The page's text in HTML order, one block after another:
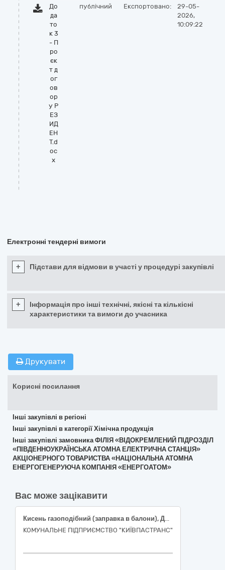
До
да
то
к 3
- П
ро
єк
т д
ог
ов
ор
у Р
ЕЗ
ИД
ЕН
Т.d
oc
x
публічний Експортовано:
29-05-
2026,
10:09:22
Електронні тендерні вимоги
+ Підстави для відмови в участі у процедурі закупівлі
+
Інформація про інші технічні, якісні та кількісні
характеристики та вимоги до учасника
Друкувати
Корисні посилання
Інші закупівлі в регіоні
Інші закупівлі в категорії Хімічна продукція
Інші закупівлі замовника ФІЛІЯ «ВІДОКРЕМЛЕНИЙ ПІДРОЗДІЛ
«ПІВДЕННОУКРАЇНСЬКА АТОМНА ЕЛЕКТРИЧНА СТАНЦІЯ»
АКЦІОНЕРНОГО ТОВАРИСТВА «НАЦІОНАЛЬНА АТОМНА
ЕНЕРГОГЕНЕРУЮЧА КОМПАНІЯ «ЕНЕРГОАТОМ»
Вас може зацікавити
Кисень газоподібний (заправка в балони), Двоокис вуглецю газоподібний (заправка в балони), код 24110000-8 за ДК 021:2015 «Промислові гази»
КОМУНАЛЬНЕ ПІДПРИЄМСТВО "КИЇВПАСТРАНС"